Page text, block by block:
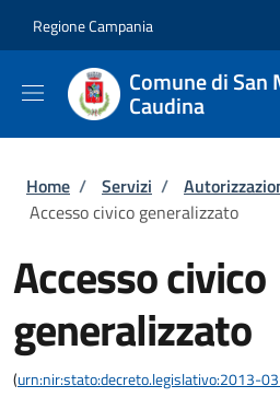
Regione Campania
Comune di
Caudina
Briciole di pane
Home / Servizi /
Accesso civico generalizzato
Accesso civico
generalizzato
(urn:nir:stato:decreto.legislativo:2013-